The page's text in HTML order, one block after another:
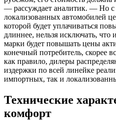
— рассуждает аналитик. — Но с
локализованных автомобилей
которой будет уплачиваться
длиннее, нельзя исключать,
марки будет повышать цены
конечный потребитель, скорее
как правило, дилеры
издержки по всей линейке
импортных, так и
Технические
комфорт